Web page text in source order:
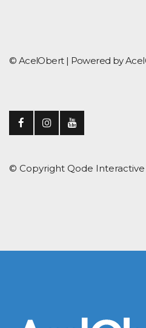
© AcelObert | Powered by
© Copyright Qode Interactive